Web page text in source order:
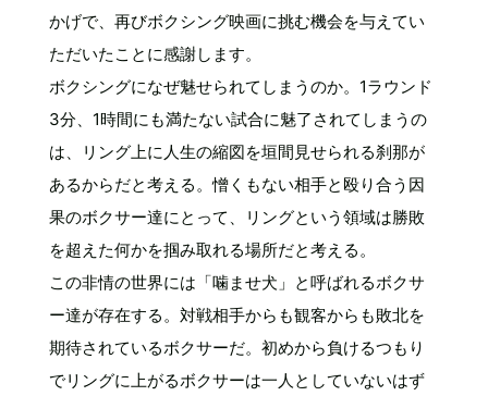
かげで、再びボクシング映画に挑む機会を与えてい
ただいたことに感謝します。
ボクシングになぜ魅せられてしまうのか。1ラウンド
3分、1時間にも満たない試合に魅了されてしまうの
は、リング上に人生の縮図を垣間見せられる刹那が
あるからだと考える。憎くもない相手と殴り合う因
果のボクサー達にとって、リングという領域は勝敗
を超えた何かを掴み取れる場所だと考える。
この非情の世界には「噛ませ犬」と呼ばれるボクサ
ー達が存在する。対戦相手からも観客からも敗北を
期待されているボクサーだ。初めから負けるつもり
でリングに上がるボクサーは一人としていないはず